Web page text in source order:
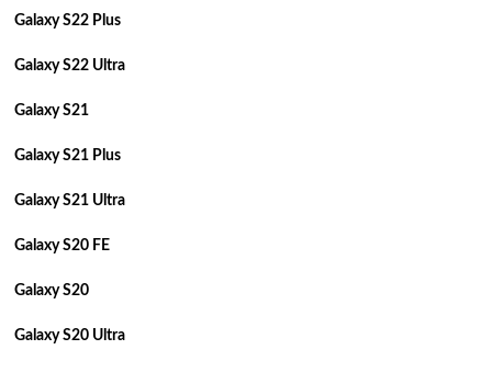
Galaxy S22 Plus
Galaxy S22 Ultra
Galaxy S21
Galaxy S21 Plus
Galaxy S21 Ultra
Galaxy S20 FE
Galaxy S20
Galaxy S20 Ultra